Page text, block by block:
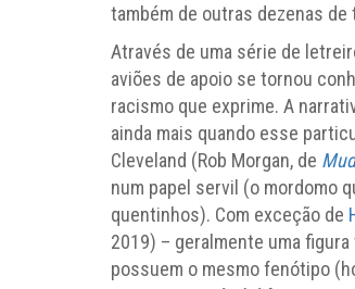
também de outras dezenas
Através de uma série de
aviões de apoio se tornou
racismo que exprime. A
ainda mais quando esse
Cleveland (Rob Morgan, de
num papel servil (o mordomo
quentinhos). Com exceção de
2019) – geralmente uma
possuem o mesmo fenótipo